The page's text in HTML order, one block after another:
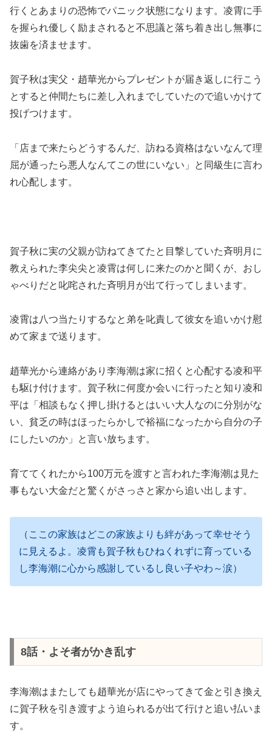
行くとあまりの恐怖でパニック状態になります。凌霄に手
を握られ優しく励まされると不思議と落ち着き出し無事に
抜歯を済ませます。
賀子秋は実父・趙華光からプレゼントが届き返しに行こう
とすると仲間たちに差し入れまでしていたので追いかけて
投げつけます。
「店まで来たらどうするんだ、訪ねる資格はないなんて理
屈が通ったら悪人なんてこの世にいない」と同級生に言わ
れ心配します。
賀子秋に実の父親が訪ねてきてたと目撃していた斉明月に
教えられた李尖尖と凌霄は何しに来たのかと聞くが、おし
ゃべりだと叱咤された斉明月が出て行ってしまいます。
凌霄は八つ当たりするなと弟を叱責して彼女を追いかけ慰
めて家まで送ります。
趙華光から連絡があり李海潮は家に招くと心配する凌和平
も駆け付けます。賀子秋に何度か会いに行ったと知り凌和
平は「相談もなく押し掛けるとはいい大人なのに分別がな
い、貧乏の時はほったらかしで裕福になったから自分の子
にしたいのか」と言い放ちます。
育ててくれたから100万元を渡すと言われた李海潮は見た
事もない大金だと驚くがさっさと家から追い出します。
（ここの家族はどこの家族よりも絆があって幸せそう
に見えるよ。凌霄も賀子秋もひねくれずに育っている
し李海潮に心から感謝しているし良い子やわ～涙）
8話・よそ者がかき乱す
李海潮はまたしても趙華光が店にやってきて金と引き換え
に賀子秋を引き渡すよう迫られるが出て行けと追い払いま
す。